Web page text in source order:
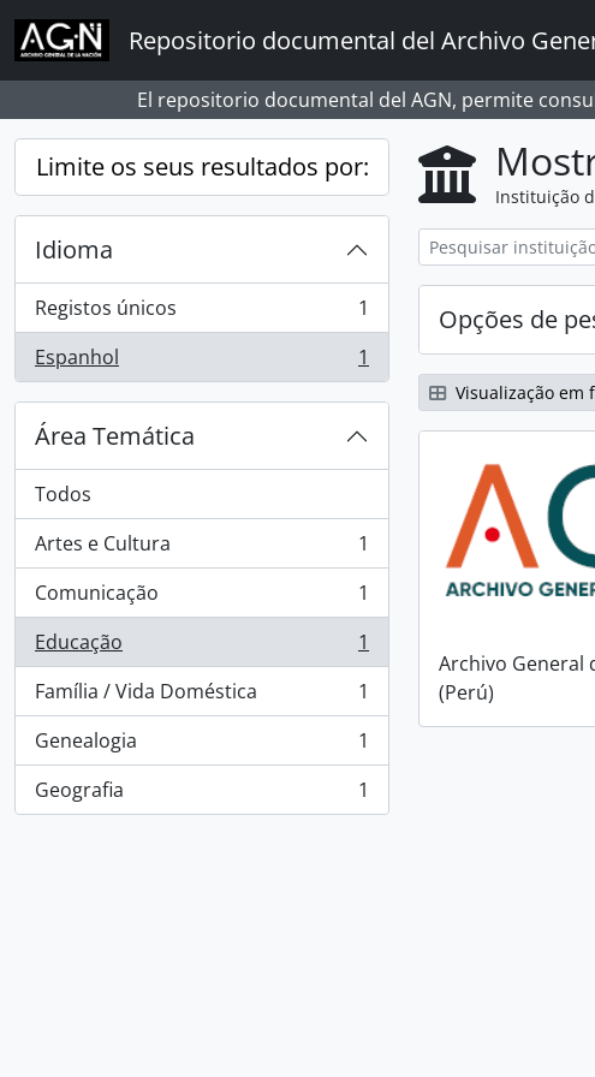
Skip to main content
Repositorio documental del Archivo
El repositorio documental del AGN, permite
Limite os seus resultados por:
Idioma
Registos únicos
, 1 resultados
1
Espanhol
, 1 resultados 1
Área Temática
Todos
Artes e Cultura
, 1 resultados
1
Comunicação
, 1 resultados
1
Educação
, 1 resultados
1
Família / Vida Doméstica
, 1 resultados
1
Genealogia
, 1 resultados
1
Geografia
, 1 resultados 1
Instituição
Opções de
Visualização em
Archivo General
(Perú)